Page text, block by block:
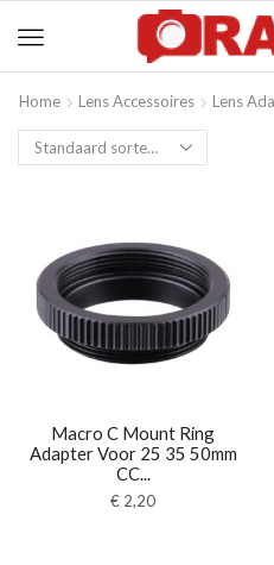
Home Lens Accessoires Lens
Macro C Mount Ring
Adapter Voor 25 35 50mm
CC...
€ 2,20